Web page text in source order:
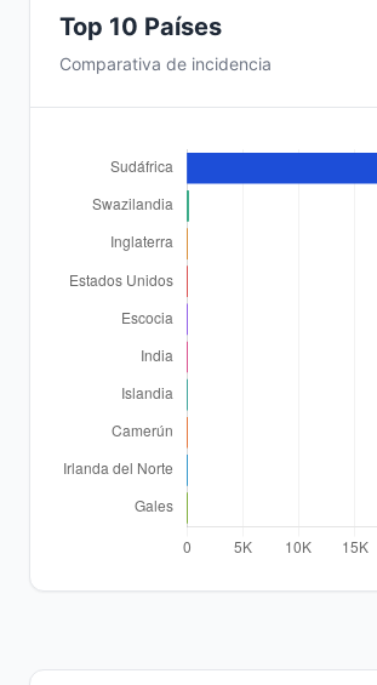
Top 10 Países
Comparativa de incidencia